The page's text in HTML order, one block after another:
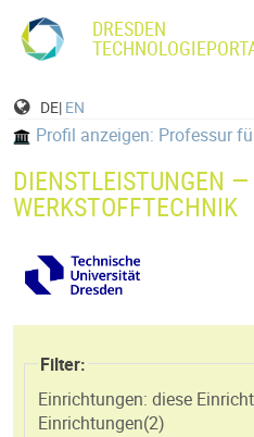
DRESDEN
DE| EN
Profil anzeigen: Professur
DIENSTLEISTUNGEN —
WERKSTOFFTECHNIK
Filter:
Einrichtungen: diese
Einrichtungen(2)